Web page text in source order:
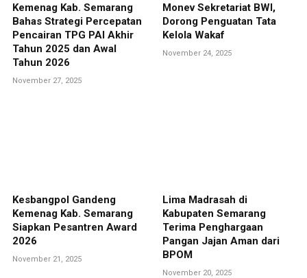
Kemenag Kab. Semarang
Bahas Strategi Percepatan
Pencairan TPG PAI Akhir
Tahun 2025 dan Awal
Tahun 2026
November 27, 2025
Monev Sekretariat BWI,
Dorong Penguatan Tata
Kelola Wakaf
November 24, 2025
Kesbangpol Gandeng
Kemenag Kab. Semarang
Siapkan Pesantren Award
2026
November 21, 2025
Lima Madrasah di
Kabupaten Semarang
Terima Penghargaan
Pangan Jajan Aman dari
BPOM
November 20, 2025